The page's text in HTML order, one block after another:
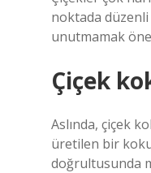
noktada
unutmamak
Çiçek
Aslında, çiçek
üretilen bir
doğrultusunda